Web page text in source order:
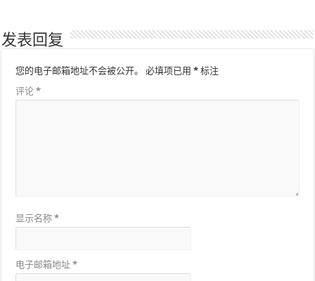
发表回复
您的电子邮箱地址不会被公开。 必填项已用* 标注
评论*
显示名称*
电子邮箱地址*